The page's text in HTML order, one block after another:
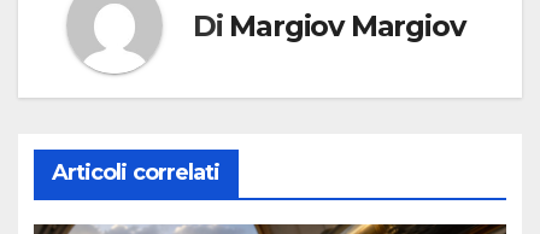
Di Margiov Margiov
Articoli correlati